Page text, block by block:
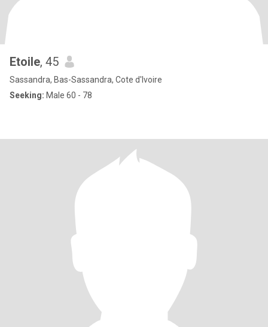
Etoile, 45
Sassandra, Bas-Sassandra, Cote d'Ivoire
Seeking: Male 60 - 78